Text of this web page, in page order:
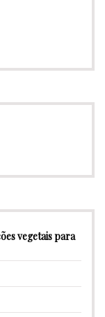
vegetais para